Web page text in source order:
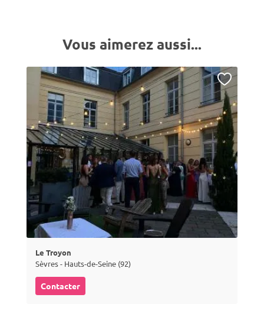
Vous aimerez aussi...
Le Troyon
Sèvres - Hauts-de-Seine (92)
Contacter